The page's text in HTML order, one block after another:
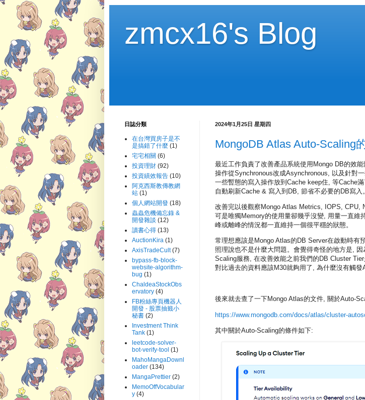
zmcx16's Blog
2024年1月25日 星期四
MongoDB Atlas Auto-Scaling
最近工作負責了改善產品系統使用Mongo DB的效
操作從Synchronous改成Asynchronous, 以及針對
一些暫態的寫入操作放到Cache keep住, 等Cache
自動刷新Cache & 寫入到DB, 節省不必要的DB寫入。
改善完以後觀察Mongo Atlas Metrics, IOPS, CPU,
可是唯獨Memory的使用量卻幾乎沒變, 用量一直維
峰或離峰的情況都一直維持一個很平穩的狀態。
常理想應該是Mongo Atlas的DB Server在啟動時有
照理說也不是什麼大問題。會覺得奇怪的地方是,
Scaling服務, 在改善效能之前我們的DB Cluster
對比過去的資料應該M30就夠用了, 為什麼沒有觸
後來就去查了一下Mongo Atlas的文件, 關於Auto-
https://www.mongodb.com/docs/atlas/cluster-
其中關於Auto-Scaling的條件如下:
日誌分類
在台灣買房子是不
是搞錯了什麼 (1)
宅宅相關 (6)
投資理財 (92)
投資績效報告 (10)
阿克西斯教傳教網
站 (1)
個人網站開發 (18)
蟲蟲危機備忘錄 &
開發雜談 (12)
讀書心得 (13)
AuctionKira (1)
AxisTradeCult (7)
bypass-fb-block-
website-algorithm-
bug (1)
ChaldeaStockObs
ervatory (4)
FB粉絲專頁機器人
開發 - 股票抽籤小
秘書 (2)
Investment Think
Tank (1)
leetcode-solver-
bot-verify-tool (1)
MahoMangaDownl
oader (134)
MangaPrettier (2)
MemoOffVocabular
y (4)